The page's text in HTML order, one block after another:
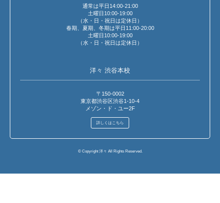
通常は平日14:00-21:00
土曜日10:00-19:00
（水・日・祝日は定休日）
春期、夏期、冬期は平日11:00-20:00
土曜日10:00-19:00
（水・日・祝日は定休日）
洋々 渋谷本校
〒150-0002
東京都渋谷区渋谷1-10-4
メゾン・ド・ユー2F
詳しくはこちら
© Copyright 洋々 All Rights Reserved.